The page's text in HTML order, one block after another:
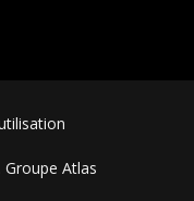
Groupe Atlas